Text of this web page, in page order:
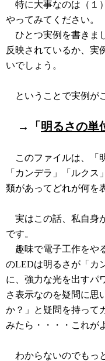
特に大事なのは（１
やってみてください。
ひとつ実例を書きま
反映されているか、実
いでしょう。
ということで実例が
→「 明るさの単
このファイルは、「
「カンデラ」「ルク
類があってどれが何を
実はこの話、私自身
です。
趣味で電子工作をや
のLEDは明るさが「カ
に、強力な光を出すパ
さ表示なのを疑問に思
か？」と疑問を持って
みたら・・・・これが
わからないのでもっ